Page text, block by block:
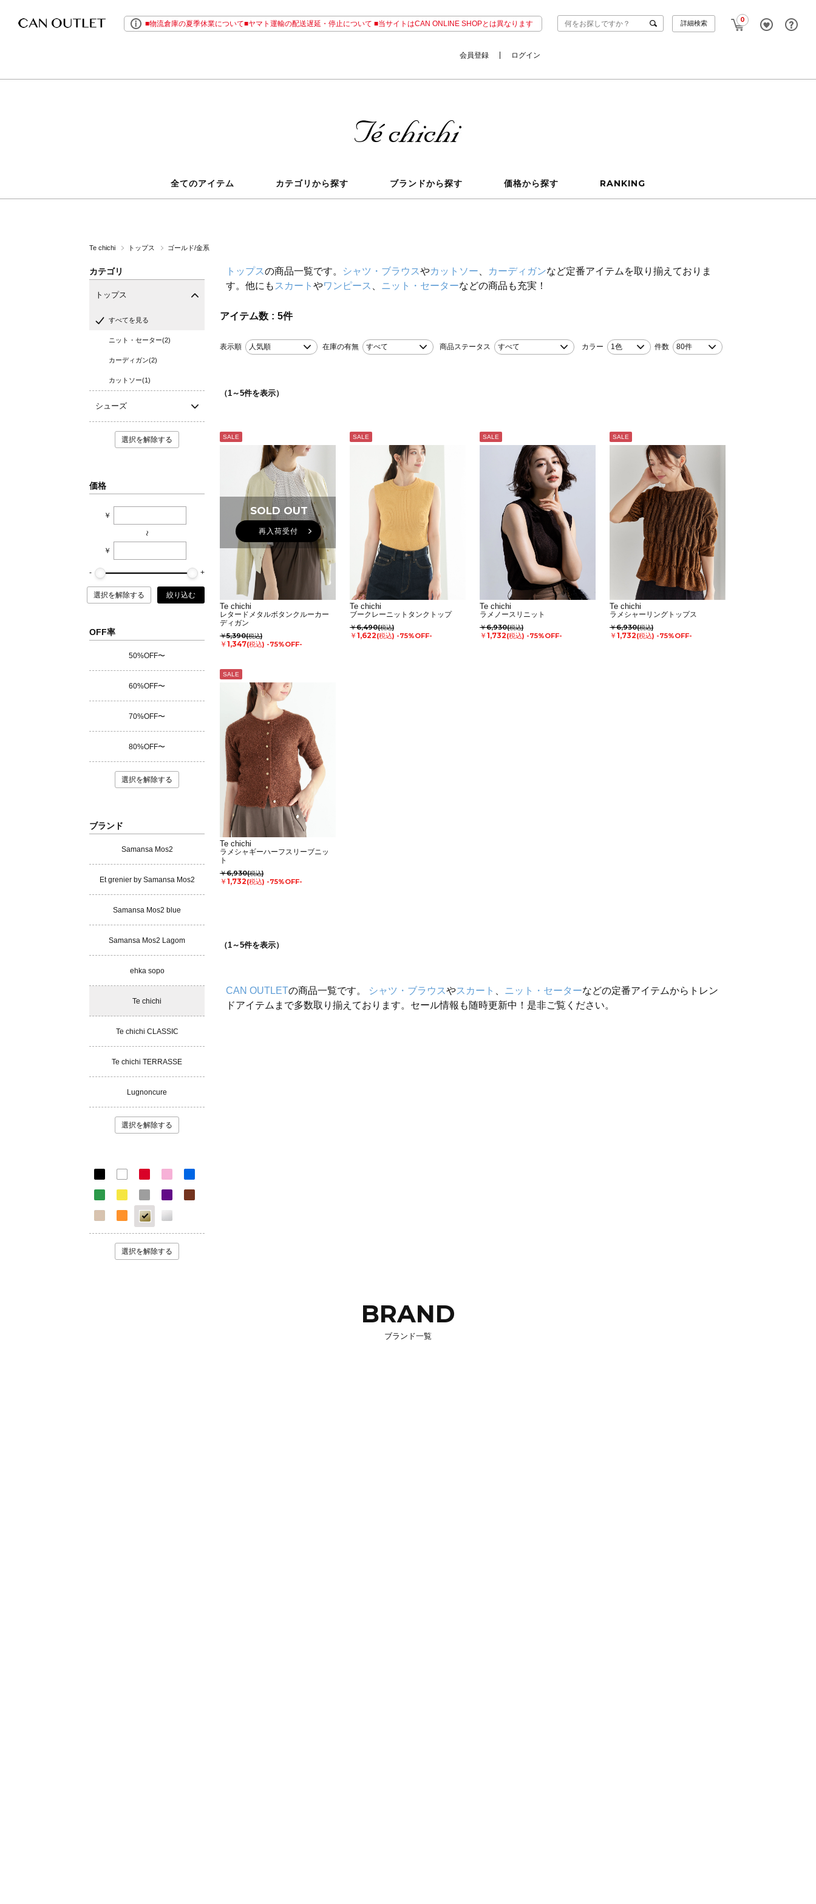
■物流倉庫の夏季休業について■ヤマト運輸の配送遅延・停止について ■当サイトはCAN ONLINE SHOPとは異なります 0
詳細検索
会員登録 ログイン
全てのアイテム カテゴリから探す ブランドから探す 価格から探す RANKING
Te chichi トップス ゴールド/金系
カテゴリ
トップス
すべてを見る
ニット・セーター(2)
カーディガン(2)
カットソー(1)
シューズ
選択を解除する
価格
￥
~
￥
選択を解除する 絞り込む
OFF率
50%OFF〜
60%OFF〜
70%OFF〜
80%OFF〜
選択を解除する
ブランド
Samansa Mos2
Et grenier by Samansa Mos2
Samansa Mos2 blue
Samansa Mos2 Lagom
ehka sopo
Te chichi
Te chichi CLASSIC
Te chichi TERRASSE
Lugnoncure
選択を解除する
選択を解除する
トップスの商品一覧です。 シャツ・ブラウスやカットソー カーディガンなど定番アイテムを取り揃えておりま
す。他にも スカート やワンピース ニット・セーターなどの商品も充実！
アイテム数 5件
表示順 人気順 在庫の有無 すべて 商品ステータス すべて カラー 1色 件数 80件
（1～5件を表示）
SALE
SOLD OUT
再入荷受付
Te chichi
レタードメタルボタンクルーカー
ディガン
￥5,390(税込)
￥1,347(税込) -75%OFF-
SALE
Te chichi
ブークレーニットタンクトップ
￥6,490(税込)
￥1,622(税込) -75%OFF-
SALE
Te chichi
ラメノースリニット
￥6,930(税込)
￥1,732(税込) -75%OFF-
SALE
Te chichi
ラメシャーリングトップス
￥6,930(税込)
￥1,732(税込) -75%OFF-
SALE
Te chichi
ラメシャギーハーフスリーブニッ
ト
￥6,930(税込)
￥1,732(税込) -75%OFF-
（1～5件を表示）
CAN OUTLETの商品一覧です。 シャツ・ブラウスやスカート ニット・セーターなどの定番アイテムからトレン
ドアイテムまで多数取り揃えております。セール情報も随時更新中！是非ご覧ください。
BRAND
ブランド一覧